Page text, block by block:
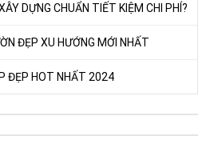
DỰNG CHUẨN TIẾT KIỆM CHI PHÍ?
ĐẸP XU HƯỚNG MỚI NHẤT
ĐẸP HOT NHẤT 2024